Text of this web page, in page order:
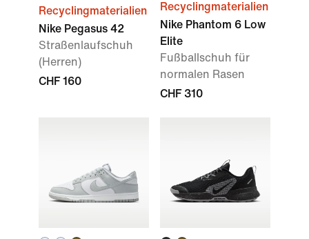
Recyclingmaterialien
Nike Pegasus 42
Straßenlaufschuh
(Herren)
CHF 160
Recyclingmaterialien
Nike Phantom 6 Low
Elite
Fußballschuh für
normalen Rasen
CHF 310